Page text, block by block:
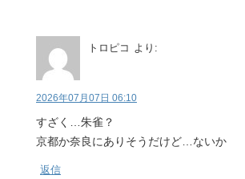
トロピコ より:
2026年07月07日 06:10
すざく…朱雀？
京都か奈良にありそうだけど…ないか
返信